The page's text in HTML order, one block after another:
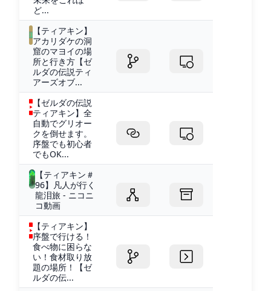
ど...
【ティアキン】
アカリダケの洞
窟のマヨイの場
所と行き方【ゼ
ルダの伝説ティ
アーズオブ...
【ゼルダの伝説
ティアキン】全
自動でグリオー
クを倒せます。
序盤でも初心者
でもOK...
【ティアキン＃
96】凡人が行く
龍泪旅 - ニコニ
コ動画
【ティアキン】
序盤で行ける！
食べ物に困らな
い！食材取り放
題の場所！【ゼ
ルダの伝...